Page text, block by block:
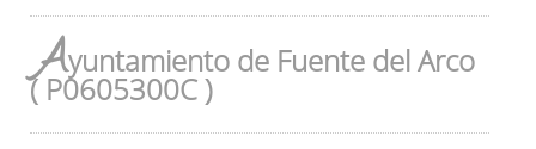
Ayuntamiento de Fuente del Arco
( P0605300C )